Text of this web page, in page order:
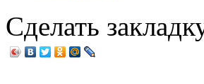
Сделать